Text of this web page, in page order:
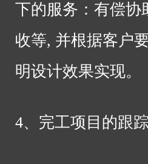
下的服务：有偿协
收等, 并根据客户
明设计效果实现。
4、完工项目的跟